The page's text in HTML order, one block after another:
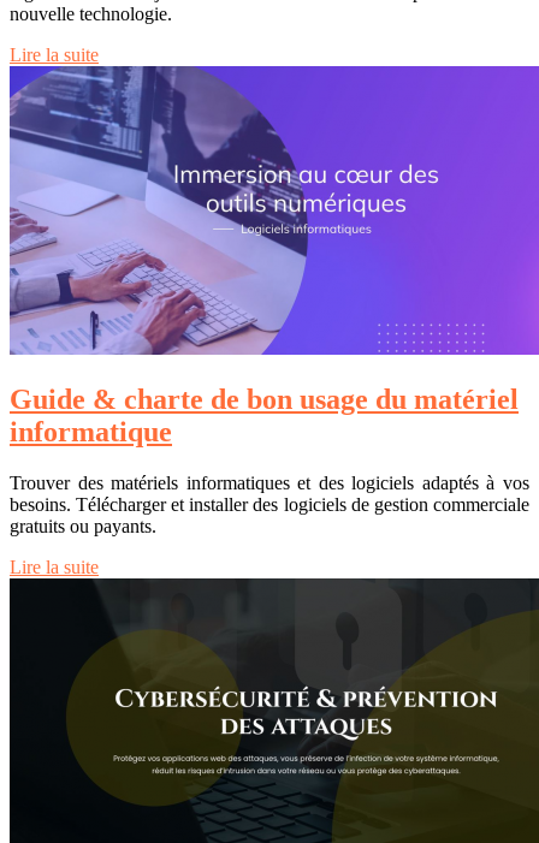
nouvelle technologie.
Lire la suite
Guide & charte de bon usage du matériel
informatique
Trouver des matériels informatiques et des logiciels adaptés à vos
besoins. Télécharger et installer des logiciels de gestion commerciale
gratuits ou payants.
Lire la suite